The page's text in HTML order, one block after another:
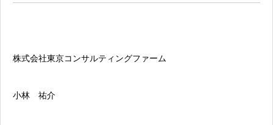
株式会社東京コンサルティングファーム
小林 祐介